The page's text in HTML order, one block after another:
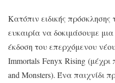
Κατόπιν ειδικής πρόσκλησης
ευκαιρία να δοκιμάσουμε
έκδοση του επερχόμενου
Immortals Fenyx Rising
and Monsters). Ένα παιχνίδι